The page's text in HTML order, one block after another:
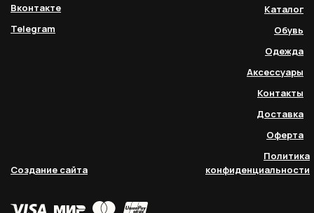
Каталог
Обувь
Одежда
Аксессуары
Контакты
Доставка
Оферта
Политика
конфиденциальности
Вконтакте
Telegram
Создание сайта